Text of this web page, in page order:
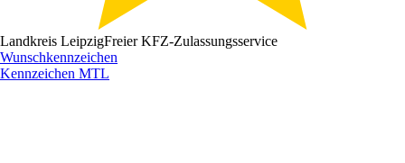
Landkreis LeipzigFreier KFZ-Zulassungsservice
Wunschkennzeichen
Kennzeichen MTL